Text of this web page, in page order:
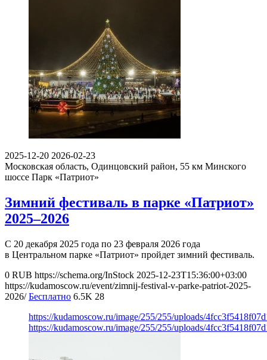
2025-12-20 2026-02-23
Московская область, Одинцовский район, 55 км Минского
шоссе Парк «Патриот»
Зимний фестиваль в парке «Патриот»
2025–2026
С 20 декабря 2025 года по 23 февраля 2026 года
в Центральном парке «Патриот» пройдет зимний фестиваль.
0 RUB https://schema.org/InStock 2025-12-23T15:36:00+03:00
https://kudamoscow.ru/event/zimnij-festival-v-parke-patriot-2025-
2026/ Бесплатно 6.5K 28
https://kudamoscow.ru/image/255/255/uploads/
https://kudamoscow.ru/image/255/255/uploads/